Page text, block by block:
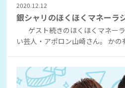
2020.12.12
銀シャリのほくほくマネーラ
ゲスト続きのほくほくマネー
い芸人・アポロン山崎さん。 かの